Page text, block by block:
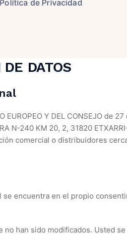
Política de Privacidad
DATOS
Y DEL CONSEJO de
N-240 KM 20, 2, 31820
comercial o distribuidores
encuentra en el propio
han sido modificados. Usted